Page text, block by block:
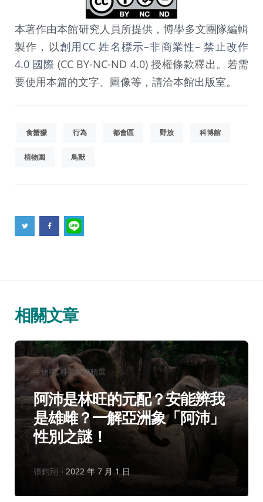
本著作由本館研究人員所提供，博學多文團隊編輯
製作，以創用CC 姓名標示–非商業性– 禁止改作
4.0 國際 (CC BY-NC-ND 4.0) 授權條款釋出。若需
要使用本篇的文字、圖像等，請洽本館出版室。
食蟹獴 行為 都會區 野放 科博館
植物園 鳥獸
相關文章
分
類：
生物學 科普文摘精選
阿沛是林旺的元配？安能辨我
是雄雌？一解亞洲象「阿沛」
性別之謎！
作
張鈞翔 2022 年 7 月 1 日